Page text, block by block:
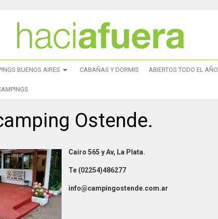
BUENOS AIRES CABAÑAS Y DORMIS ABIERTOS TODO EL AÑO
Ostende.
Cairo 565 y Av, La Plata.
Te (02254)486277
info@campingostende.com.ar